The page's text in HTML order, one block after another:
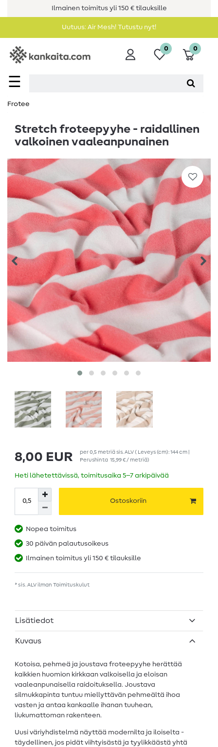
Ilmainen toimitus yli 150 € tilauksille
Uutuus: Air Mesh! Tutustu nyt!
☰
0 0
Frotee
Stretch froteepyyhe - raidallinen
valkoinen vaaleanpunainen
8,00 EUR per0,5 metriäsis. ALV( Leveys (cm): 144 cm |
Perushinta 15,99 € / metriä)
Heti lähetettävissä, toimitusaika 5–7 arkipäivää
Ostoskoriin
Nopea toimitus
30 päivän palautusoikeus
Ilmainen toimitus yli 150 € tilauksille
* sis. ALV ilman Toimituskulut
Lisätiedot
Kuvaus
Kotoisa, pehmeä ja joustava froteepyyhe herättää
kaikkien huomion kirkkaan valkoisella ja eloisan
vaaleanpunaisella raidoituksella. Joustava
silmukkapinta tuntuu miellyttävän pehmeältä ihoa
vasten ja antaa kankaalle ihanan tuuhean,
liukumattoman rakenteen.
Uusi väriyhdistelmä näyttää modernilta ja iloiselta -
täydellinen, jos pidät viihtyisästä ja tyylikkäästä yhtä